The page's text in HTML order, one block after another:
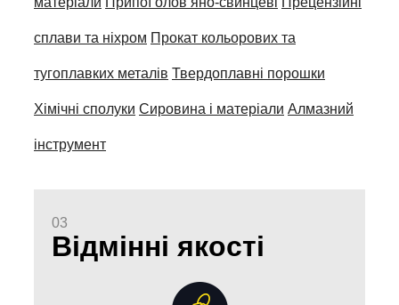
сплави та ніхром Прокат кольорових та
тугоплавких металів Твердоплавні порошки
Хімічні сполуки Сировина і матеріали Алмазний
інструмент
03
Відмінні якості